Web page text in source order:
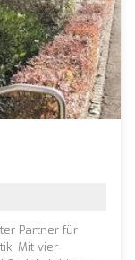
Partner für
Mit vier